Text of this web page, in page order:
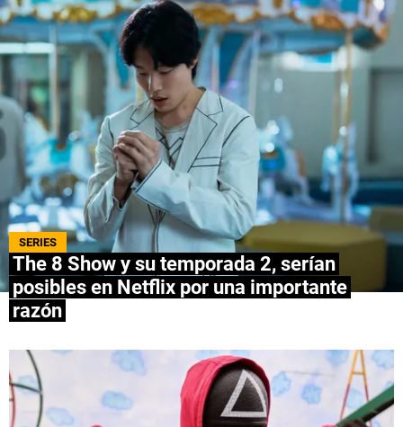
Escribe en Spoiler
Términos y Condiciones
Políticas de Privacidad
Política Editorial
Ad Choices
Bolavip, al igual que Futbol Sites, es una
compañía perteneciente a Better Collective.
Todos los derechos reservados.
SERIES
The 8 Show y su temporada 2, serían
posibles en Netflix por una importante
razón